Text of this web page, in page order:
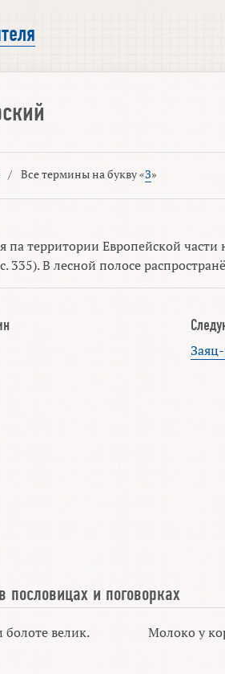
/ Все термины на букву «З»
па территории Европейской
В лесной полосе
и поговорках
велик. Молоко у